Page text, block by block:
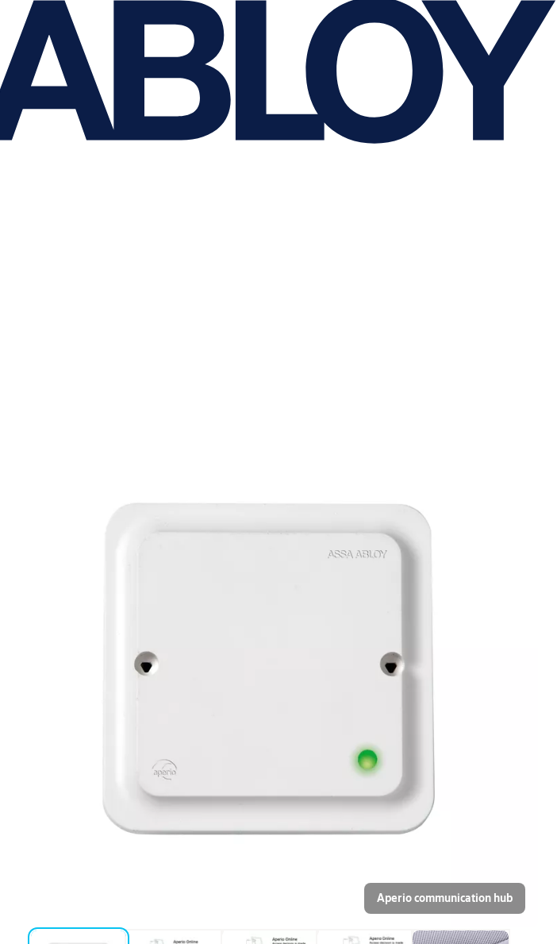
Aperio communication hub